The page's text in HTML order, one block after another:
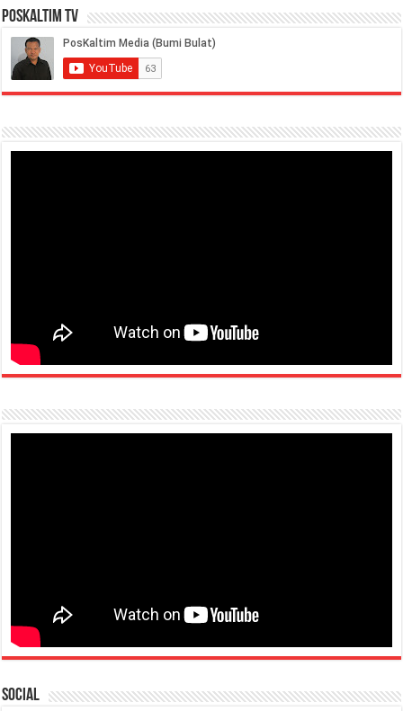
PosKaltim TV
Social